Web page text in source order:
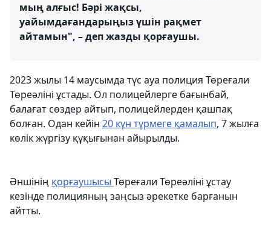
мың алғыс! Бәрі жақсы,
уайымдағандарыңыз үшін рақмет
айтамын", – деп жазды қорғаушы.
2023 жылы 14 маусымда түс ауа полиция Төреғали
Төреәліні ұстады. Ол полицейлерге бағынбай,
балағат сөздер айтып, полицейлерден қашпақ
болған. Одан кейін 20 күн түрмеге қамалып, 7 жылға
көлік жүргізу құқығынан айырылды.
Әншінің қорғаушысы Төреғали Төреәліні ұстау
кезінде полицияның заңсыз әрекетке барғанын
айтты.